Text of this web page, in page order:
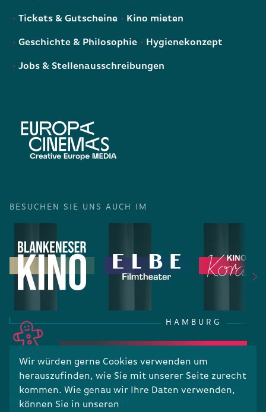
Wir würden gerne Cookies verwenden um
herauszufinden, wie Sie mit unserer Seite zurecht
kommen. Wie genau wir Ihre Daten verwenden,
können Sie in unseren
Tickets & Gutscheine Kino mieten
Geschichte & Philosophie Hygienekonzept
Jobs & Stellenausschreibungen
BESUCHEN SIE UNS AUCH IM
HAMBURG
RECHTLICHES
Impressum Datenschutz